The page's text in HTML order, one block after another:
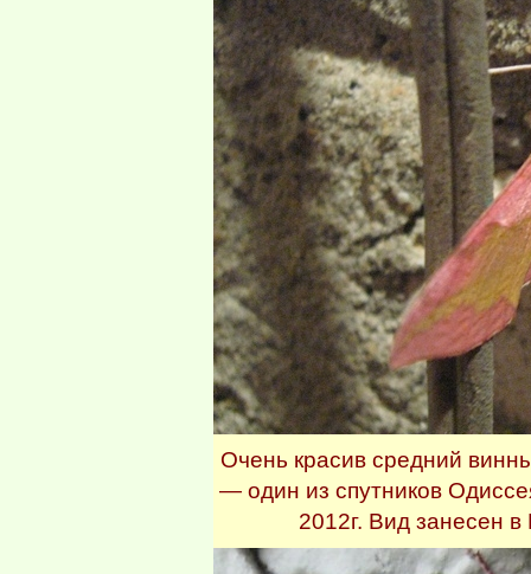
Очень красив средний
— один из спутников
2012г. Вид занесен